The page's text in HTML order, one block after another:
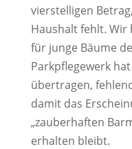
vierstelligen
Haushalt fehlt.
für junge Bäume
Parkpflegewerk
übertragen,
damit das
„zauberhaften
erhalten bleibt.